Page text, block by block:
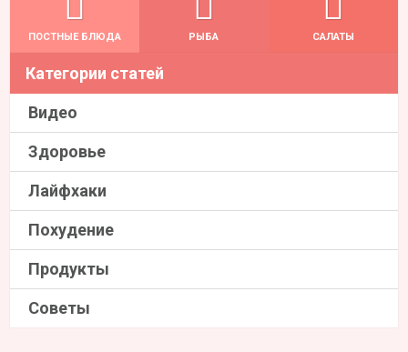
ПОСТНЫЕ БЛЮДА РЫБА САЛАТЫ
Категории статей
Видео
Здоровье
Лайфхаки
Похудение
Продукты
Советы